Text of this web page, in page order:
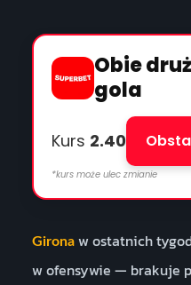
Obie
gola
Kurs 2.40
*kurs może ulec zmianie
Gironaw ostatnich
w ofensywie — brakuje